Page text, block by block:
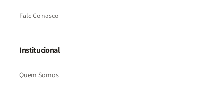
Fale Conosco
Institucional
Quem Somos